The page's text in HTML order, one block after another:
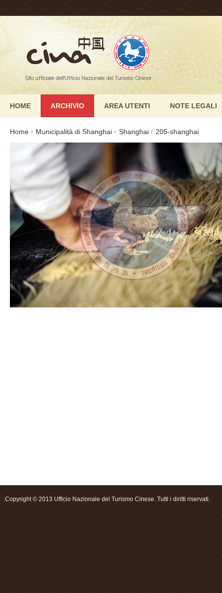
HOME ARCHIVIO AREA UTENTI NOTE LEGALI
Home Municipalità di Shanghai Shanghai 205-shanghai
Copyright © 2013 Ufficio Nazionale del Turismo Cinese. Tutti i diritti riservati.